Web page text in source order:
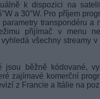
k dispozici na
a 30°W. Pro příjem
transpondéru a
přijímač v menu
všechny streamy v
jsou běžně kódované,
zajímavé komerční
z Francie a Itálie na